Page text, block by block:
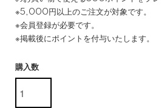
※5,000円以上のご注文が対象です。
※会員登録が必要です。
※掲載後にポイントを付与いたします。
購入数